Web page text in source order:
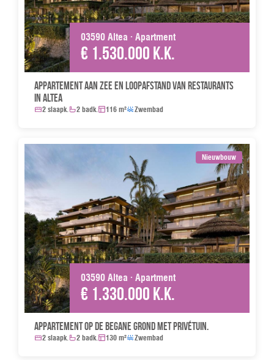
03590 Altea · Apartment
€ 1.530.000 k.k.
Appartement aan zee en loopafstand van restaurants
in Altea
2 slaapk. 2 badk. 116 m² Zwembad
Nieuwbouw
03590 Altea · Apartment
€ 1.330.000 k.k.
Appartement op de begane grond met privétuin.
2 slaapk. 2 badk. 130 m² Zwembad